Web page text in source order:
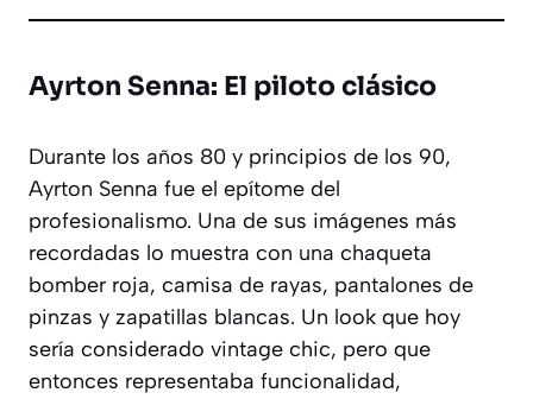
Ayrton Senna: El piloto clásico
Durante los años 80 y principios de los 90,
Ayrton Senna fue el epítome del
profesionalismo. Una de sus imágenes más
recordadas lo muestra con una chaqueta
bomber roja, camisa de rayas, pantalones de
pinzas y zapatillas blancas. Un look que hoy
sería considerado vintage chic, pero que
entonces representaba funcionalidad,